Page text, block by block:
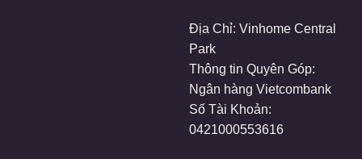
Địa Chỉ: Vinhome Central
Park
Thông tin Quyên Góp:
Ngân hàng Vietcombank
Số Tài Khoản:
0421000553616